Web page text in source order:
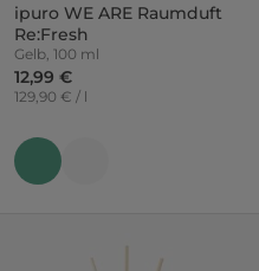
ipuro WE ARE Raumduft
Re:Fresh
Gelb, 100 ml
12,99 €
129,90 € / l